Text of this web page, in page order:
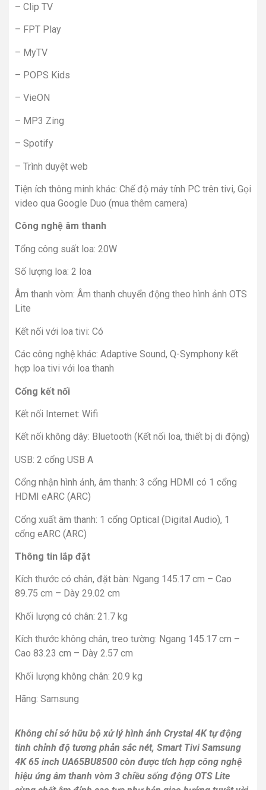
– Clip TV
– FPT Play
– MyTV
– POPS Kids
– VieON
– MP3 Zing
– Spotify
– Trình duyệt web
Tiện ích thông minh khác: Chế độ máy tính PC trên tivi, Gọi
video qua Google Duo (mua thêm camera)
Công nghệ âm thanh
Tổng công suất loa: 20W
Số lượng loa: 2 loa
Âm thanh vòm: Âm thanh chuyển động theo hình ảnh OTS
Lite
Kết nối với loa tivi: Có
Các công nghệ khác: Adaptive Sound, Q-Symphony kết
hợp loa tivi với loa thanh
Cổng kết nối
Kết nối Internet: Wifi
Kết nối không dây: Bluetooth (Kết nối loa, thiết bị di động)
USB: 2 cổng USB A
Cổng nhận hình ảnh, âm thanh: 3 cổng HDMI có 1 cổng
HDMI eARC (ARC)
Cổng xuất âm thanh: 1 cổng Optical (Digital Audio), 1
cổng eARC (ARC)
Thông tin lắp đặt
Kích thước có chân, đặt bàn: Ngang 145.17 cm – Cao
89.75 cm – Dày 29.02 cm
Khối lượng có chân: 21.7 kg
Kích thước không chân, treo tường: Ngang 145.17 cm –
Cao 83.23 cm – Dày 2.57 cm
Khối lượng không chân: 20.9 kg
Hãng: Samsung
Không chỉ sở hữu bộ xử lý hình ảnh Crystal 4K tự động
tinh chỉnh độ tương phản sắc nét, Smart Tivi Samsung
4K 65 inch UA65BU8500 còn được tích hợp công nghệ
hiệu ứng âm thanh vòm 3 chiều sống động OTS Lite